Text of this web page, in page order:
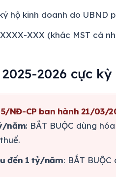
hộ kinh doanh do UBND
XXX (khác MST cá
2026 cực
NĐ-CP ban hành 21/03/
năm: BẮT BUỘC dùng
đến 1 tỷ/năm: BẮT